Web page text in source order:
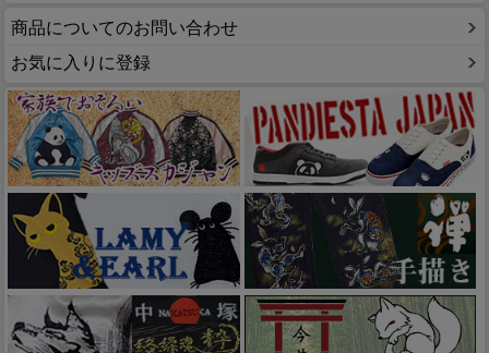
商品についてのお問い合わせ
お気に入りに登録